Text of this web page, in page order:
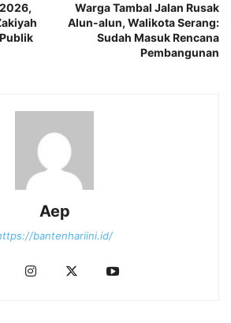
‎Warga Tambal Jalan Rusak
Alun-alun, Walikota Serang:
Sudah Masuk Rencana
Pembangunan
Aep
bantenhariini.id/